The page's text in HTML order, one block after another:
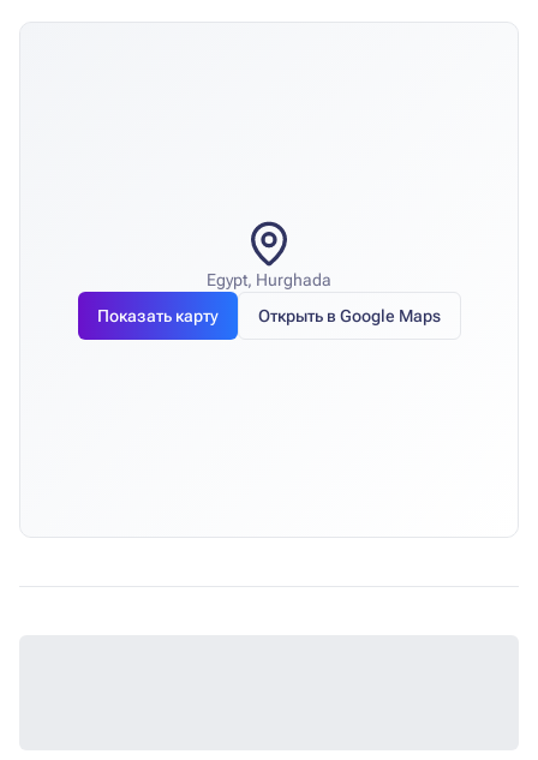
Egypt, Hurghada
Показать карту
Открыть в Google Maps